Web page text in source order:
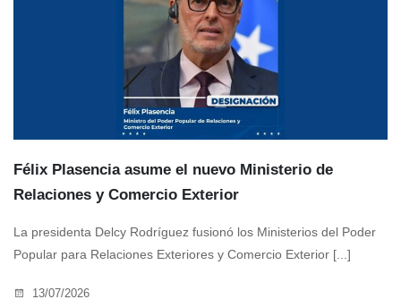
Félix Plasencia asume el nuevo Ministerio de
Relaciones y Comercio Exterior
La presidenta Delcy Rodríguez fusionó los Ministerios del Poder
Popular para Relaciones Exteriores y Comercio Exterior [...]
13/07/2026